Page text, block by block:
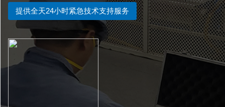
提供全天24小时紧急技术支持服务